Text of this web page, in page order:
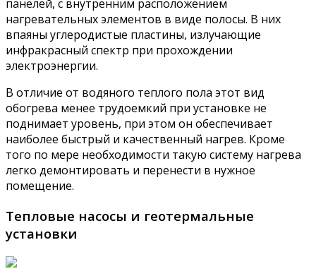
панелей, с внутренним расположением
нагревательных элементов в виде полосы. В них
впаяны углеродистые пластины, излучающие
инфракрасный спектр при прохождении
электроэнергии.
В отличие от водяного теплого пола этот вид
обогрева менее трудоемкий при установке не
поднимает уровень, при этом он обеспечивает
наиболее быстрый и качественный нагрев. Кроме
того по мере необходимости такую систему нагрева
легко демонтировать и перенести в нужное
помещение.
Тепловые насосы и геотермальные
установки